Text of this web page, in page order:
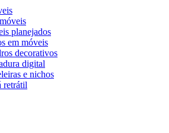
planejados
em móveis
decorativos
digital
e nichos
retrátil